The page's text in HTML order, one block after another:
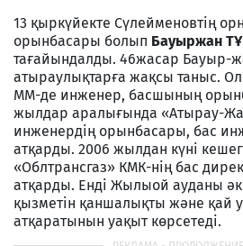
13 қыркүйекте Сүлейменовтің
орынбасары болып Бауыржан
тағайындалды. 46жасар Бауыр-
атыраулықтарға жақсы таныс.
ММ-де инженер, басшының
жылдар аралығында «Атырау-
инженердің орынбасары, бас
атқарды. 2006 жылдан күні
«Облтрансгаз» КМК-нің бас
атқарды. Енді Жылыой ауданы
қызметін қаншалықты және қай
атқаратынын уақыт көрсетеді.